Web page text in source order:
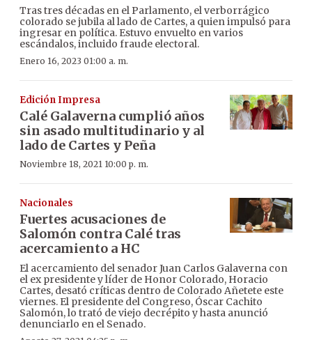
Tras tres décadas en el Parlamento, el verborrágico
colorado se jubila al lado de Cartes, a quien impulsó para
ingresar en política. Estuvo envuelto en varios
escándalos, incluido fraude electoral.
Enero 16, 2023 01:00 a. m.
Edición Impresa
Calé Galaverna cumplió años
sin asado multitudinario y al
lado de Cartes y Peña
Noviembre 18, 2021 10:00 p. m.
Nacionales
Fuertes acusaciones de
Salomón contra Calé tras
acercamiento a HC
El acercamiento del senador Juan Carlos Galaverna con
el ex presidente y líder de Honor Colorado, Horacio
Cartes, desató críticas dentro de Colorado Añetete este
viernes. El presidente del Congreso, Óscar Cachito
Salomón, lo trató de viejo decrépito y hasta anunció
denunciarlo en el Senado.